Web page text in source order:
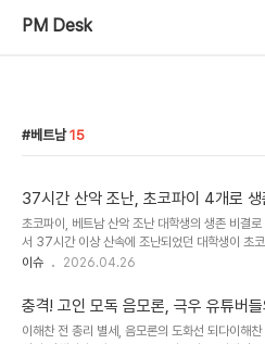
PM Desk
베트남 15
37시간 산악 조난, 초코파이 4개로
학생의 놀라운 생존기
초코파이, 베트남 산악 조난 대학생의 생존 비결로
서 37시간 이상 산속에 조난되었던 대학생이 초
존했던 사실이 알려지면서 큰 화제가 되고 있습니
을 전달했습니다. 베트남 온라인 커뮤니티에서는 '
트에 포함시켜야 한다'는 의견이 쏟아지고 있습니
단순한 과자를 넘어 위기 상황에서의 생존을 돕는
이슈 2026.04.26
충격! 고인 모독 음모론, 극우 유튜버
륜적' 행태
이해찬 전 총리 별세, 음모론의 도화선 되다이해